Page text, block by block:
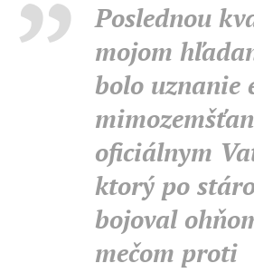
Poslednou
mojom
bolo uznanie
oficiálnym
ktorý po
bojoval
mečom proti